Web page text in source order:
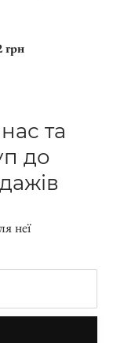
грн
та
до
неї